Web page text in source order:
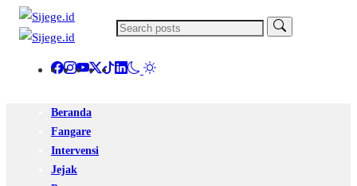
Beranda
Fangare
Intervensi
Jejak